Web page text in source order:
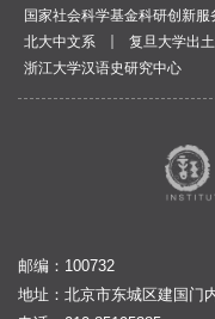
国家社会科学基金科研创新服
北大中文系
复旦大学出
浙江大学汉语史研究中心
邮编：100732
地址：北京市东城区建国门